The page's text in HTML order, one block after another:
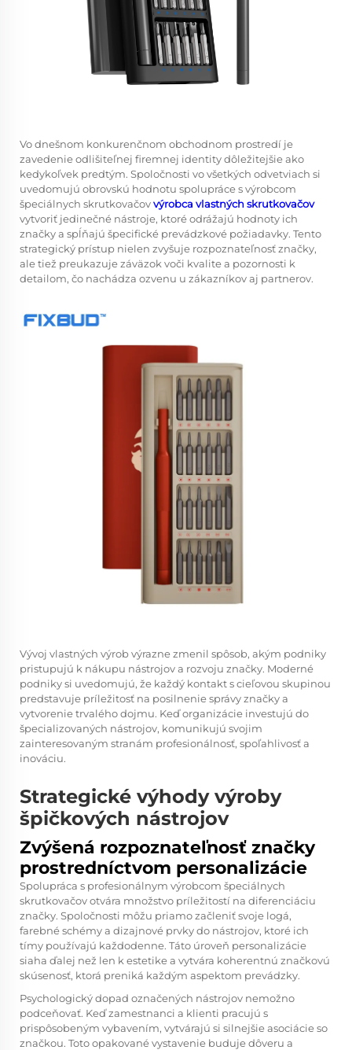
Vo dnešnom konkurenčnom obchodnom prostredí je
zavedenie odlišiteľnej firemnej identity dôležitejšie ako
kedykoľvek predtým. Spoločnosti vo všetkých odvetviach si
uvedomujú obrovskú hodnotu spolupráce s výrobcom
špeciálnych skrutkovačovvýrobca vlastných skrutkovačov
vytvoriť jedinečné nástroje, ktoré odrážajú hodnoty ich
značky a spĺňajú špecifické prevádzkové požiadavky. Tento
strategický prístup nielen zvyšuje rozpoznateľnosť značky,
ale tiež preukazuje záväzok voči kvalite a pozornosti k
detailom, čo nachádza ozvenu u zákazníkov aj partnerov.
Vývoj vlastných výrob výrazne zmenil spôsob, akým podniky
pristupujú k nákupu nástrojov a rozvoju značky. Moderné
podniky si uvedomujú, že každý kontakt s cieľovou skupinou
predstavuje príležitosť na posilnenie správy značky a
vytvorenie trvalého dojmu. Keď organizácie investujú do
špecializovaných nástrojov, komunikujú svojim
zainteresovaným stranám profesionálnosť, spoľahlivosť a
inováciu.
Strategické výhody výroby
špičkových nástrojov
Zvýšená rozpoznateľnosť značky
prostredníctvom personalizácie
Spolupráca s profesionálnym výrobcom špeciálnych
skrutkovačov otvára množstvo príležitostí na diferenciáciu
značky. Spoločnosti môžu priamo začleniť svoje logá,
farebné schémy a dizajnové prvky do nástrojov, ktoré ich
tímy používajú každodenne. Táto úroveň personalizácie
siaha ďalej než len k estetike a vytvára koherentnú značkovú
skúsenosť, ktorá preniká každým aspektom prevádzky.
Psychologický dopad označených nástrojov nemožno
podceňovať. Keď zamestnanci a klienti pracujú s
prispôsobeným vybavením, vytvárajú si silnejšie asociácie so
značkou. Toto opakované vystavenie buduje dôveru a